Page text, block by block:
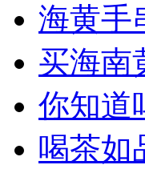
海黄手
买海南
你知道
喝茶如